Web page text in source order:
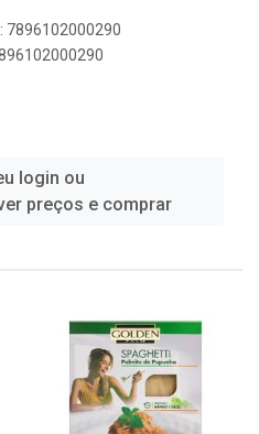
7896102000290
login ou
preços e comprar